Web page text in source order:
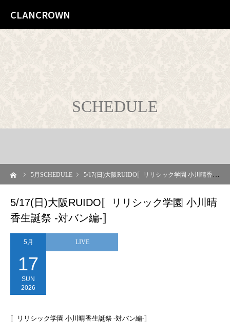
CLANCROWN
SCHEDULE
5月SCHEDULE 5/17(日)大阪RUIDO〚リリシック学園 小川晴香生誕祭 -対バン編-〛
5/17(日)大阪RUIDO〚リリシック学園 小川晴
香生誕祭 -対バン編-〛
5月
17
SUN
2026
LIVE
〚リリシック学園 小川晴香生誕祭 -対バン編-〛